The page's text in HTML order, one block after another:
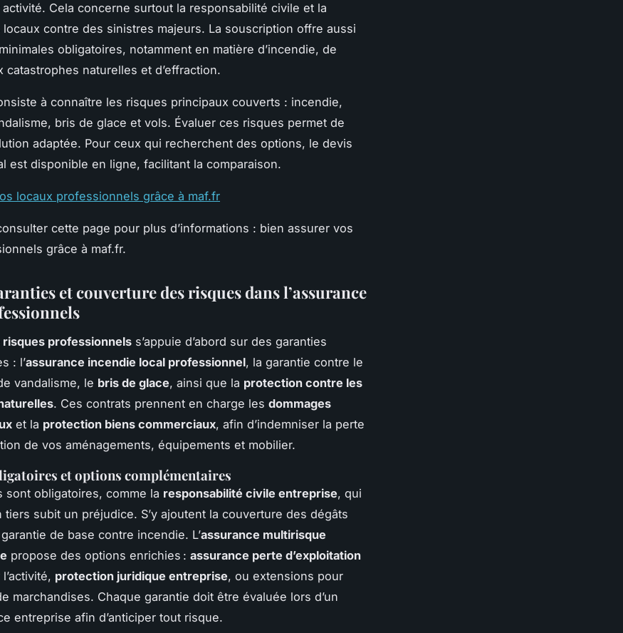
Cela concerne surtout la responsabilité civile et la
contre des sinistres majeurs. La souscription offre aussi
obligatoires, notamment en matière d’incendie, de
catastrophes naturelles et d’effraction.
à connaître les risques principaux couverts : incendie,
bris de glace et vols. Évaluer ces risques permet de
adaptée. Pour ceux qui recherchent des options, le devis
est disponible en ligne, facilitant la comparaison.
locaux professionnels grâce à maf.fr
cette page pour plus d’informations : bien assurer vos
grâce à maf.fr.
et couverture des risques dans l’assurance
professionnels s’appuie d’abord sur des garanties
: l’assurance incendie local professionnel, la garantie contre le
vandalisme, le bris de glace, ainsi que la protection contre les
. Ces contrats prennent en charge les dommages
et la protection biens commerciaux, afin d’indemniser la perte
de vos aménagements, équipements et mobilier.
et options complémentaires
sont obligatoires, comme la responsabilité civile entreprise, qui
tiers subit un préjudice. S’y ajoutent la couverture des dégâts
de base contre incendie. L’assurance multirisque
propose des options enrichies : assurance perte d’exploitation
protection juridique entreprise, ou extensions pour
marchandises. Chaque garantie doit être évaluée lors d’un
entreprise afin d’anticiper tout risque.